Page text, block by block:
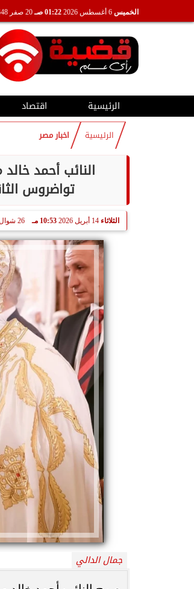
الخميس 01:22 صـ 20 صفر 1448
الرئيسية اقتصاد
الرئيسية اخبار مصر
النائب أحمد
تواضروس
الثلاثاء 14 أبريل 2026 10:53 مـ 26 شوال 1447
جمال الدالي
محافظ أسيوط : حملات مكثفة لرفع